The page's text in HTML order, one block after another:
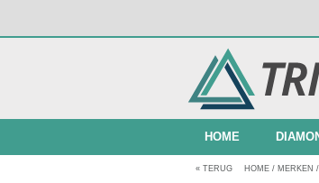
HOME
« TERUG HOME / MERKEN /